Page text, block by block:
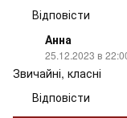
Відповісти
Анна
25.12.2023 в
Звичайні, класні
Відповісти